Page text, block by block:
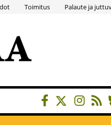
Toimitus Palaute ja